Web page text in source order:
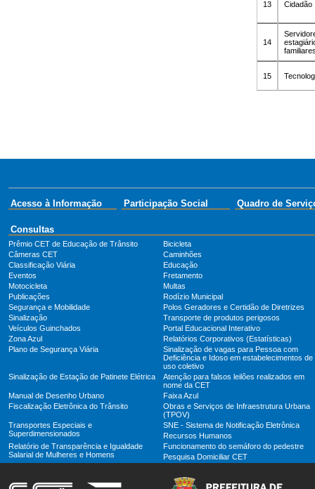
13 Cidadão
14
15
Acesso à Informação Participação Social Quadro de
Consultas
Prêmio CET de Educação de Trânsito
Bicicleta
Câmeras CET
Caminhões
Classificação Viária
Educação
Eventos
Fretamento
Motocicleta
Multas
Publicações
Rodízio Municipal
Segurança e Mobilidade
Polos Geradores e Certidão de Diretrizes
Sinalização
Transporte de produtos perigosos
Veículos Guinchados
Portal Educacional Interativo
Zona Azul
Relatórios Corporativos (Estatísticas)
Plano de Segurança Viária
Sinalização de vagas para Pessoa com
Deficiência e Idoso em estabelecimentos de
uso coletivo
Sinalização de Estação de Patinete Elétrica
Atenção para falsos leilões realizados em
nome da CET
Manual de Desenho Urbano
Faixa Azul
Fiscalização Eletrônica do Trânsito
Obras e Serviços de Infraestrutura Urbana
(TPOV)
Transportes Especiais e
Superdimensionados
SNE - Sistema de Notificação Eletrônica
Recursos Humanos
Relatório de Transparência e Igualdade
Salarial de Mulheres e Homens
Funcionamento do semáforo do pedestre
Pesquisa Domiciliar CET